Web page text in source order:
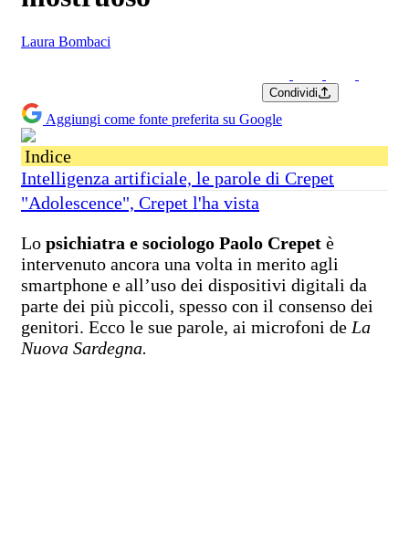
Laura Bombaci
Condividi
Aggiungi come fonte preferita su Google
Indice
Intelligenza artificiale, le parole di Crepet
"Adolescence", Crepet l'ha vista
Lo psichiatra e sociologo Paolo Crepet è
intervenuto ancora una volta in merito agli
smartphone e all’uso dei dispositivi digitali da
parte dei più piccoli, spesso con il consenso dei
genitori. Ecco le sue parole, ai microfoni de La
Nuova Sardegna.